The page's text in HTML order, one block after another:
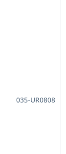
035-UR0808